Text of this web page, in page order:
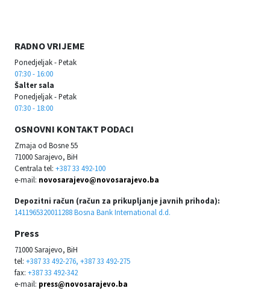
RADNO VRIJEME
Ponedjeljak - Petak
07:30 - 16:00
Šalter sala
Ponedjeljak - Petak
07:30 - 18:00
OSNOVNI KONTAKT PODACI
Zmaja od Bosne 55
71000 Sarajevo, BiH
Centrala tel: +387 33 492-100
e-mail: novosarajevo@novosarajevo.ba
Depozitni račun (račun za prikupljanje javnih prihoda):
1411965320011288 Bosna Bank International d.d.
Press
71000 Sarajevo, BiH
tel: +387 33 492-276, +387 33 492-275
fax: +387 33 492-342
e-mail: press@novosarajevo.ba